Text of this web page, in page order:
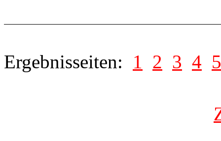
Ergebnisseiten: 1 2 3 4 5